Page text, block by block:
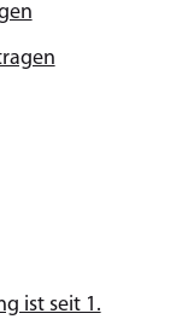
ist seit 1.